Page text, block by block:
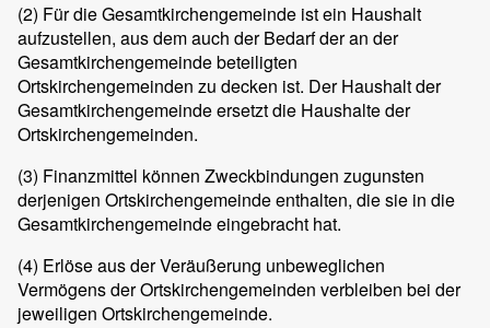
(2) Für die Gesamtkirchengemeinde ist ein Haushalt
aufzustellen, aus dem auch der Bedarf der an der
Gesamtkirchengemeinde beteiligten
Ortskirchengemeinden zu decken ist. Der Haushalt der
Gesamtkirchengemeinde ersetzt die Haushalte der
Ortskirchengemeinden.
(3) Finanzmittel können Zweckbindungen zugunsten
derjenigen Ortskirchengemeinde enthalten, die sie in die
Gesamtkirchengemeinde eingebracht hat.
(4) Erlöse aus der Veräußerung unbeweglichen
Vermögens der Ortskirchengemeinden verbleiben bei der
jeweiligen Ortskirchengemeinde.